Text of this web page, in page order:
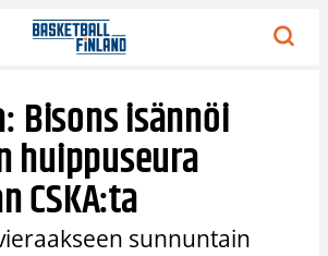
Bisons isännöi
huippuseura
CSKA:ta
sunnuntain